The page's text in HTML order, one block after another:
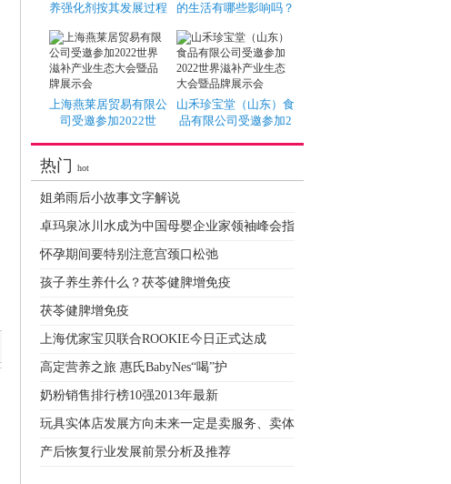
养强化剂按其发展过程
的生活有哪些影响吗？
上海燕莱居贸易有限公
司受邀参加2022世
山禾珍宝堂（山东）食
品有限公司受邀参加2
热门 hot
姐弟雨后小故事文字解说
卓玛泉冰川水成为中国母婴企业家领袖峰会指
怀孕期间要特别注意宫颈口松弛
孩子养生养什么？茯苓健脾增免疫
茯苓健脾增免疫
上海优家宝贝联合ROOKIE今日正式达成
高定营养之旅 惠氏BabyNes“喝”护
奶粉销售排行榜10强2013年最新
玩具实体店发展方向未来一定是卖服务、卖体
产后恢复行业发展前景分析及推荐